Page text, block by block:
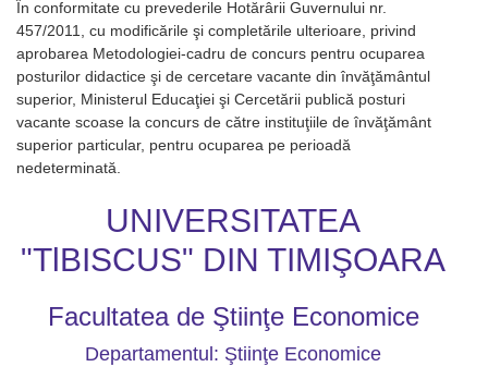
În conformitate cu prevederile Hotărârii Guvernului nr.
457/2011, cu modificările şi completările ulterioare, privind
aprobarea Metodologiei-cadru de concurs pentru ocuparea
posturilor didactice şi de cercetare vacante din învăţământul
superior, Ministerul Educaţiei şi Cercetării publică posturi
vacante scoase la concurs de către instituţiile de învăţământ
superior particular, pentru ocuparea pe perioadă
nedeterminată.
UNIVERSITATEA
"TlBISCUS" DIN TIMIŞOARA
Facultatea de Ştiinţe Economice
Departamentul: Ştiinţe Economice